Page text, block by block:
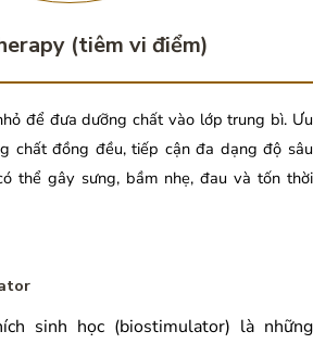
(tiêm vi điểm)
để đưa dưỡng chất vào lớp trung bì. Ưu
chất đồng đều, tiếp cận đa dạng độ sâu
thể gây sưng, bầm nhẹ, đau và tốn thời
sinh học (biostimulator) là những